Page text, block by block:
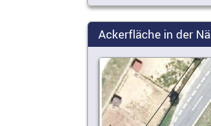
Ackerfläche in der